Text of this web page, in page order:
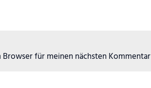
für meinen nächsten Kommentar